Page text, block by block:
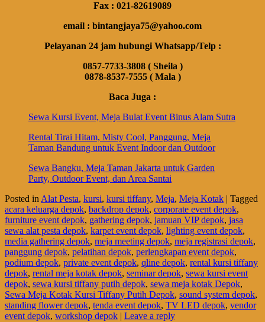
Fax : 021-82619089
email : bintangjaya75@yahoo.com
Pelayanan 24 jam hubungi Whatsapp/Telp :
0857-7733-3808 ( Sheila )
0878-8537-7555 ( Mala )
Baca Juga :
Sewa Kursi Event, Meja Bulat Event Binus Alam Sutra
Rental Tirai Hitam, Misty Cool, Panggung, Meja
Taman Bandung untuk Event Indoor dan Outdoor
Sewa Bangku, Meja Taman Jakarta untuk Garden
Party, Outdoor Event, dan Area Santai
Posted inAlat Pesta, kursi, kursi tiffany, Meja, Meja Kotak | Tagged
acara keluarga depok, backdrop depok, corporate event depok,
furniture event depok, gathering depok, jamuan VIP depok, jasa
sewa alat pesta depok, karpet event depok, lighting event depok,
media gathering depok, meja meeting depok, meja registrasi depok,
panggung depok, pelatihan depok, perlengkapan event depok,
podium depok, private event depok, qline depok, rental kursi tiffany
depok, rental meja kotak depok, seminar depok, sewa kursi event
depok, sewa kursi tiffany putih depok, sewa meja kotak Depok,
Sewa Meja Kotak Kursi Tiffany Putih Depok, sound system depok,
standing flower depok, tenda event depok, TV LED depok, vendor
event depok, workshop depok | Leave a reply